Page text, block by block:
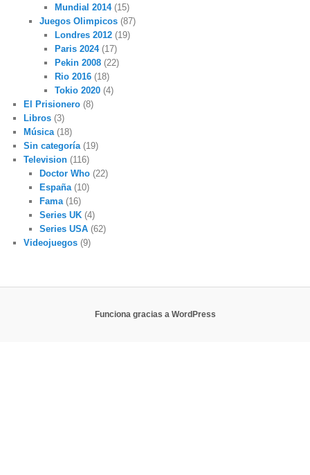
Mundial 2014(15)
Juegos Olimpicos(87)
Londres 2012 (19)
Paris 2024(17)
Pekin 2008 (22)
Rio 2016 (18)
Tokio 2020 (4)
El Prisionero (8)
Libros (3)
Música(18)
Sin categoría(19)
Television (116)
Doctor Who(22)
España(10)
Fama(16)
Series UK(4)
Series USA(62)
Videojuegos (9)
Funciona gracias a WordPress